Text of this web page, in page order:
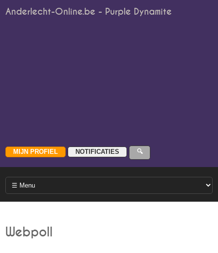
Anderlecht-Online.be - Purple Dynamite
Webpoll